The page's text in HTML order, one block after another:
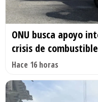
ONU busca apoyo
crisis de
Hace 16 horas